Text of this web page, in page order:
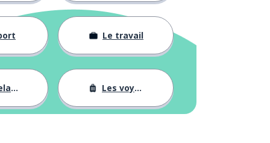
Le travail
Les voyages